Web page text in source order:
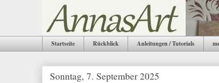
Startseite Rückblick Anleitungen / Tutorials
Sonntag, 7. September 2025